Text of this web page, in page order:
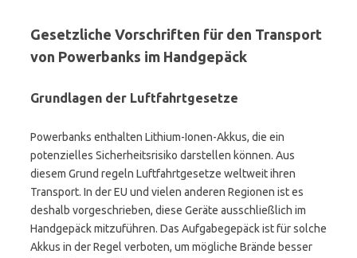
Gesetzliche Vorschriften für den Transport
von Powerbanks im Handgepäck
Grundlagen der Luftfahrtgesetze
Powerbanks enthalten Lithium-Ionen-Akkus, die ein
potenzielles Sicherheitsrisiko darstellen können. Aus
diesem Grund regeln Luftfahrtgesetze weltweit ihren
Transport. In der EU und vielen anderen Regionen ist es
deshalb vorgeschrieben, diese Geräte ausschließlich im
Handgepäck mitzuführen. Das Aufgabegepäck ist für solche
Akkus in der Regel verboten, um mögliche Brände besser